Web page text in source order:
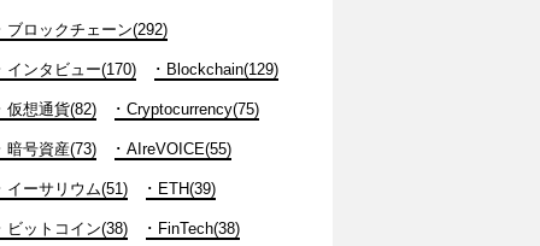
ブロックチェーン(292)
インタビュー(170) Blockchain(129)
仮想通貨(82) Cryptocurrency(75)
暗号資産(73) AIreVOICE(55)
イーサリウム(51) ETH(39)
ビットコイン(38) FinTech(38)